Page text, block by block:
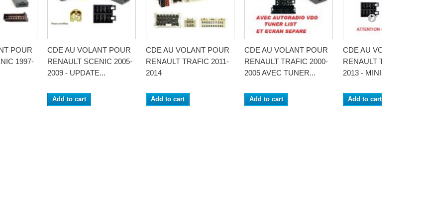
POUR
1997-
CDE AU VOLANT POUR
RENAULT SCENIC 2005-
2009 - UPDATE...
Add to cart
CDE AU VOLANT POUR
RENAULT TRAFIC 2011-
2014
Add to cart
CDE AU VOLANT POUR
RENAULT TRAFIC 2000-
2005 AVEC TUNER...
Add to cart
CDE AU VOLANT
RENAULT TRAFIC
2013 - MINI ISO
Add to cart